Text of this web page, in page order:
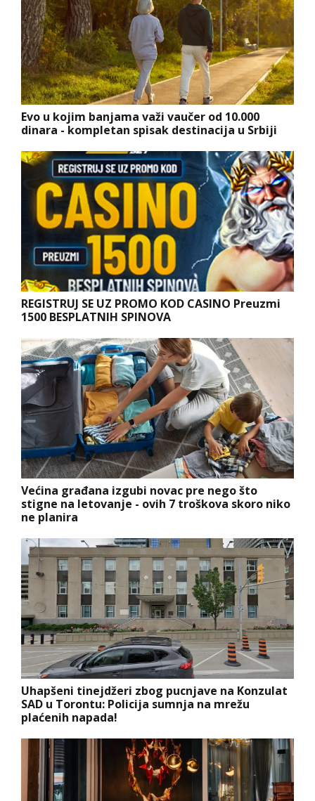
Evo u kojim banjama važi vaučer od 10.000
dinara - kompletan spisak destinacija u Srbiji
REGISTRUJ SE UZ PROMO KOD CASINO Preuzmi
1500 BESPLATNIH SPINOVA
Većina građana izgubi novac pre nego što
stigne na letovanje - ovih 7 troškova skoro niko
ne planira
Uhapšeni tinejdžeri zbog pucnjave na Konzulat
SAD u Torontu: Policija sumnja na mrežu
plaćenih napada!